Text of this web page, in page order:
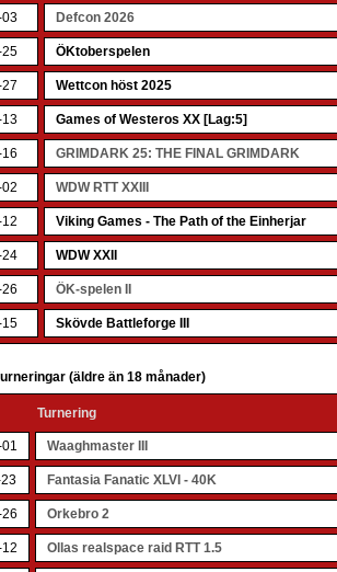
Defcon 2026
ÖKtoberspelen
Wettcon höst 2025
Games of Westeros XX [Lag:5]
GRIMDARK 25: THE FINAL GRIMDARK
WDW RTT XXIII
Viking Games - The Path of the Einherjar
WDW XXII
ÖK-spelen II
Skövde Battleforge III
(äldre än 18 månader)
Turnering
Waaghmaster III
Fantasia Fanatic XLVI - 40K
Orkebro 2
Ollas realspace raid RTT 1.5